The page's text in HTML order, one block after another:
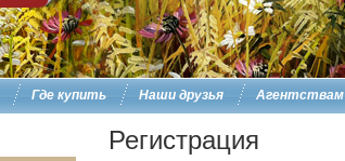
Где купить Наши друзья Агентствам
Регистрация